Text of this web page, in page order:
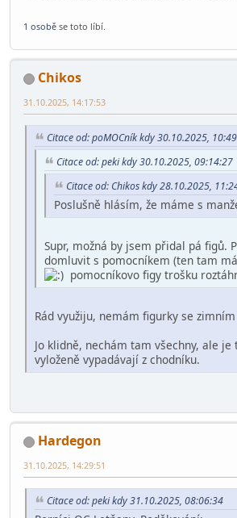
1 osobě se toto líbí.
Chikos
31.10.2025, 14:17:53
Citace od: poMOCník kdy 30.10.2025,
Citace od: peki kdy 30.10.2025, 09:14:27
Citace od: Chikos kdy 28.10.2025,
Poslušně hlásím, že máme s
Supr, možná by jsem přidal pá figů.
domluvit s pomocníkem (ten tam
pomocníkovo figy trošku
Rád využiju, nemám figurky se
Jo klidně, nechám tam všechny, ale
vyloženě vypadávají z chodníku.
Hardegon
31.10.2025, 14:29:51
Citace od: peki kdy 31.10.2025, 08:06:34